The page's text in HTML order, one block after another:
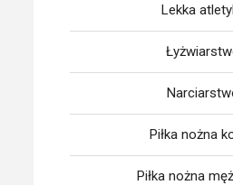
Lekka
Piłka nożna
Piłka nożna